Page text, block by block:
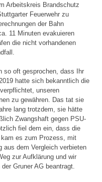
Arbeitskreis Brandschutz
Feuerwehr zu
der Bahn
11 Minuten evakuieren
die nicht vorhandenen
so oft gesprochen, dass Ihr
hatte sich bekanntlich die
unseren
zu gewähren. Das tat sie
lang trotzdem, sie hätte
Zwangshaft gegen PSU-
fiel dem ein, dass die
es zum Prozess, mit
aus dem Vergleich verbieten
zur Aufklärung und wir
Gruner AG beantragt.